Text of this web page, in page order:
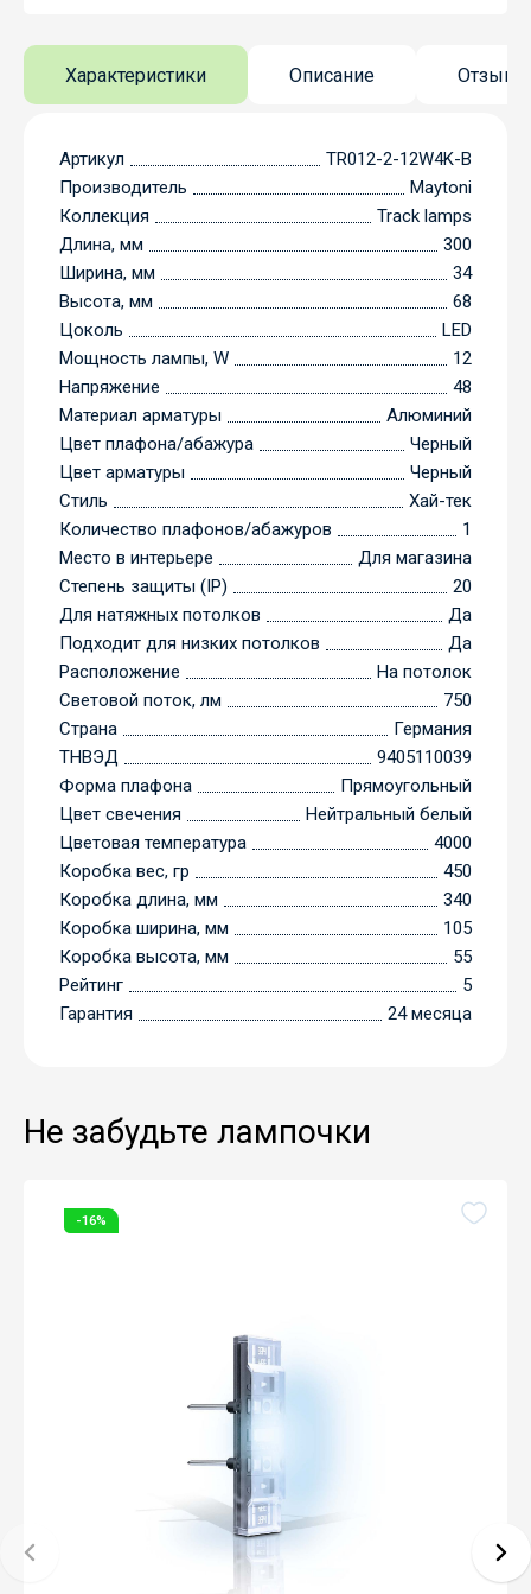
Характеристики Описание Отзывы
Артикул
TR012-2-12W4K-B
Производитель
Maytoni
Коллекция
Track lamps
Длина, мм
300
Ширина, мм
34
Высота, мм
68
Цоколь
LED
Мощность лампы, W
12
Напряжение
48
Материал арматуры
Алюминий
Цвет плафона/абажура
Черный
Цвет арматуры
Черный
Стиль
Хай-тек
Количество плафонов/абажуров
1
Место в интерьере
Для магазина
Степень защиты (IP)
20
Для натяжных потолков
Да
Подходит для низких потолков
Да
Расположение
На потолок
Световой поток, лм
750
Страна
Германия
ТНВЭД
9405110039
Форма плафона
Прямоугольный
Цвет свечения
Нейтральный белый
Цветовая температура
4000
Коробка вес, гр
450
Коробка длина, мм
340
Коробка ширина, мм
105
Коробка высота, мм
55
Рейтинг
5
Гарантия
24 месяца
Не забудьте лампочки
-16%